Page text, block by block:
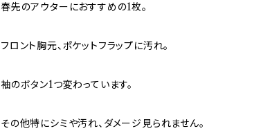
春先のアウターにおすすめの1枚。
フロント胸元、ポケットフラップに汚れ。
袖のボタン1つ変わっています。
その他特にシミや汚れ、ダメージ見られません。